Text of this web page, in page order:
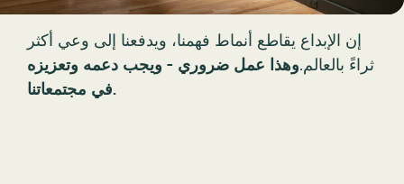
إن الإبداع يقاطع أنماط فهمنا، ويدفعنا إلى وعي أكثر
ثراءً بالعالم. وهذا عمل ضروري - ويجب دعمه وتعزيزه
في مجتمعاتنا.